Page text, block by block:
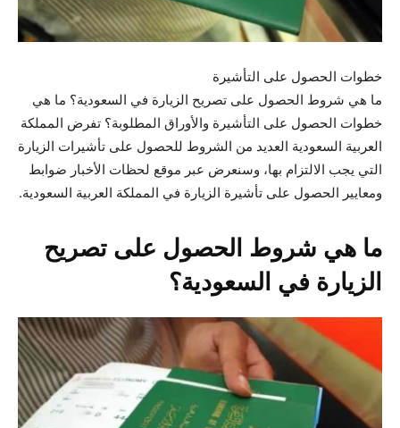
خطوات الحصول على التأشيرة
ما هي شروط الحصول على تصريح الزيارة في السعودية؟ ما هي
خطوات الحصول على التأشيرة والأوراق المطلوبة؟ تفرض المملكة
العربية السعودية العديد من الشروط للحصول على تأشيرات الزيارة
التي يجب الالتزام بها، وسنعرض عبر موقع لحظات الأخبار ضوابط
ومعايير الحصول على تأشيرة الزيارة في المملكة العربية السعودية.
ما هي شروط الحصول على تصريح
الزيارة في السعودية؟